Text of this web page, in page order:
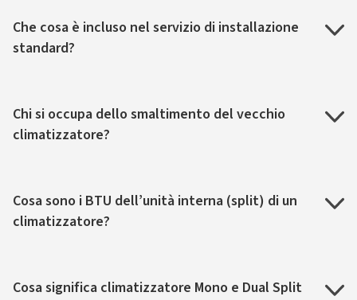
Che cosa è incluso nel servizio di installazione
standard?
Chi si occupa dello smaltimento del vecchio
climatizzatore?
Cosa sono i BTU dell’unità interna (split) di un
climatizzatore?
Cosa significa climatizzatore Mono e Dual Split